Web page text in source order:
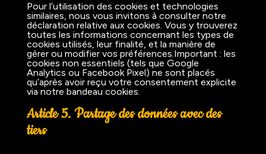
Pour l’utilisation des cookies et technologies
similaires, nous vous invitons à consulter notre
déclaration relative aux cookies. Vous y trouverez
toutes les informations concernant les types de
cookies utilisés, leur finalité, et la manière de
gérer ou modifier vos préférences.Important : les
cookies non essentiels (tels que Google
Analytics ou Facebook Pixel) ne sont placés
qu’après avoir reçu votre consentement explicite
via notre bandeau cookies.
Article 5. Partage des données avec des
tiers